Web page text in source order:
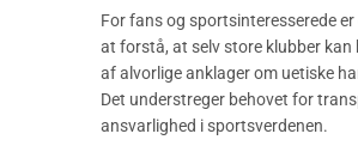
For fans og sportsinteresserede
at forstå, at selv store klubber kan
af alvorlige anklager om uetiske
Det understreger behovet for
ansvarlighed i sportsverdenen.